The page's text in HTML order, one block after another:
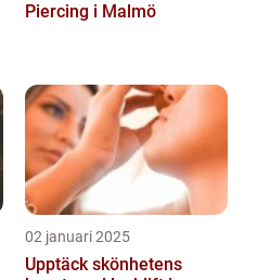
Piercing i Malmö
02 januari 2025
Upptäck skönhetens